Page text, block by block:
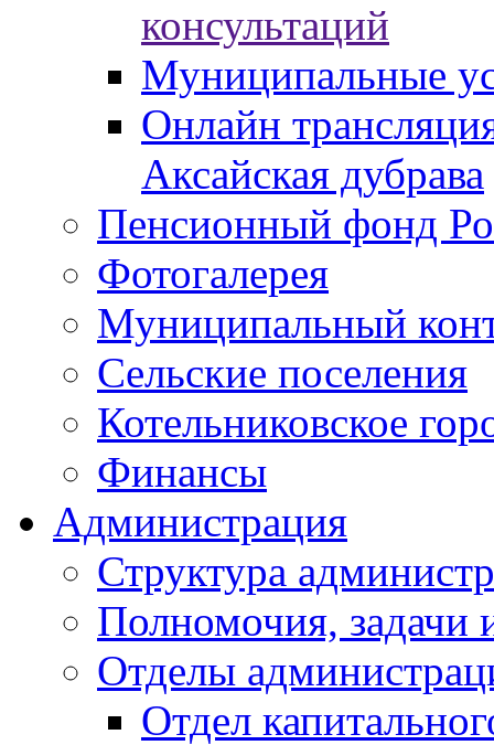
консультаций
Муниципальные
Онлайн
Аксайская дубрава
Пенсионный фонд
Фотогалерея
Муниципальный
Сельские поселения
Котельниковское
Финансы
Администрация
Структура
Полномочия, задачи
Отделы
Отдел